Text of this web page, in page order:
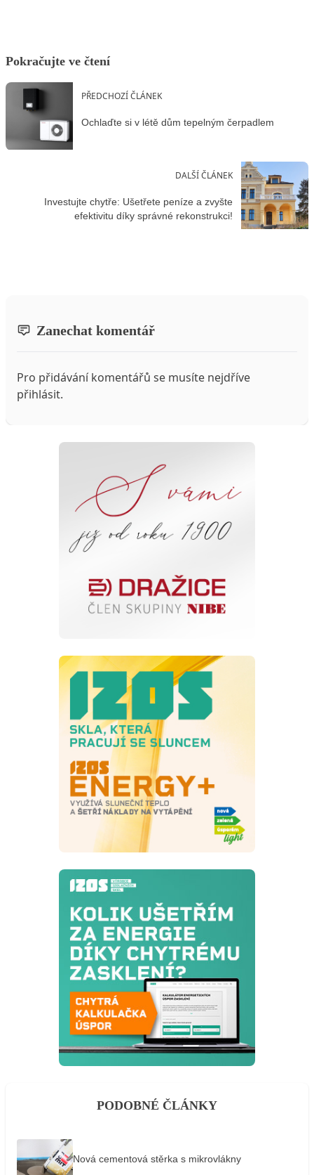
Pokračujte ve čtení
PŘEDCHOZÍ ČLÁNEK
Ochlaďte si v létě dům tepelným čerpadlem
DALŠÍ ČLÁNEK
Investujte chytře: Ušetřete peníze a zvyšte
efektivitu díky správné rekonstrukci!
Zanechat komentář
Pro přidávání komentářů se musíte nejdříve
přihlásit.
PODOBNÉ ČLÁNKY
Nová cementová stěrka s mikrovlákny